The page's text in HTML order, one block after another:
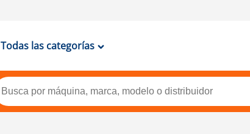
Todas las categorías